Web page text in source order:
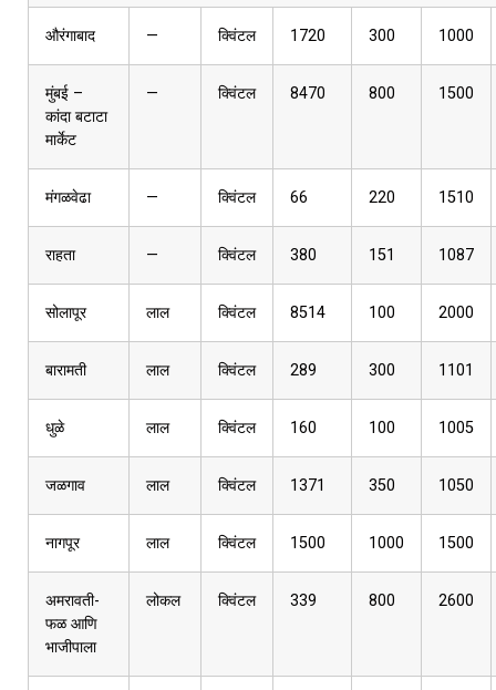
औरंगाबाद — क्विंटल 1720 300 1000
मुंबई –
कांदा बटाटा
मार्केट
— क्विंटल 8470 800 1500
मंगळवेढा — क्विंटल 66 220 1510
राहता — क्विंटल 380 151 1087
सोलापूर लाल क्विंटल 8514 100 2000
बारामती लाल क्विंटल 289 300 1101
धुळे लाल क्विंटल 160 100 1005
जळगाव लाल क्विंटल 1371 350 1050
नागपूर लाल क्विंटल 1500 1000 1500
अमरावती-
फळ आणि
भाजीपाला
लोकल क्विंटल 339 800 2600